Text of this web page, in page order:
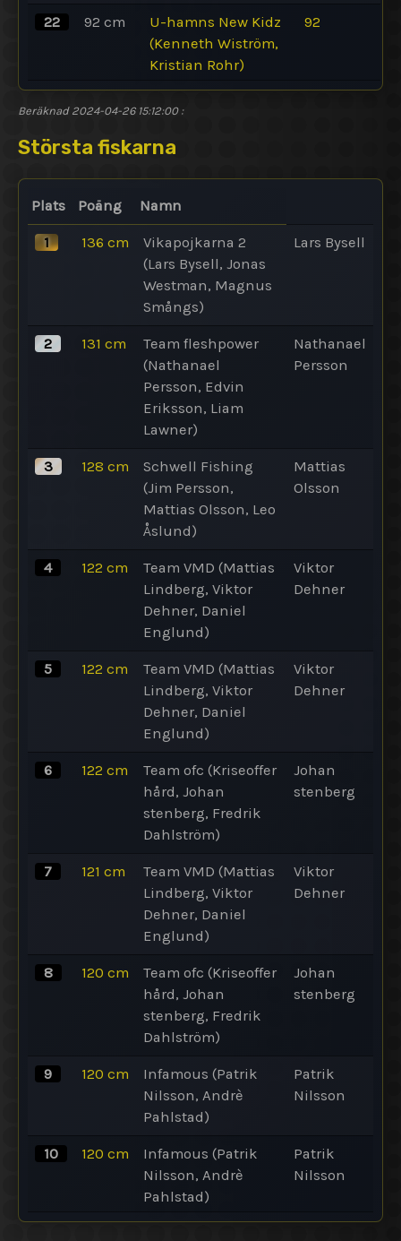
22 92 cm
U-hamns New Kidz
(Kenneth Wiström,
Kristian Rohr)
92
Beräknad2024-04-26 15:12:00 :
Största fiskarna
Plats Poäng Namn
1 136 cm
Vikapojkarna 2
(Lars Bysell, Jonas
Westman, Magnus
Smångs)
Lars Bysell
2 131 cm
Team fleshpower
(Nathanael
Persson, Edvin
Eriksson, Liam
Lawner)
Nathanael
Persson
3 128 cm
Schwell Fishing
(Jim Persson,
Mattias Olsson, Leo
Åslund)
Mattias
Olsson
4 122 cm
Team VMD (Mattias
Lindberg, Viktor
Dehner, Daniel
Englund)
Viktor
Dehner
5 122 cm
Team VMD (Mattias
Lindberg, Viktor
Dehner, Daniel
Englund)
Viktor
Dehner
6 122 cm
Team ofc (Kriseoffer
hård, Johan
stenberg, Fredrik
Dahlström)
Johan
stenberg
7 121 cm
Team VMD (Mattias
Lindberg, Viktor
Dehner, Daniel
Englund)
Viktor
Dehner
8 120 cm
Team ofc (Kriseoffer
hård, Johan
stenberg, Fredrik
Dahlström)
Johan
stenberg
9 120 cm
Infamous (Patrik
Nilsson, Andrè
Pahlstad)
Patrik
Nilsson
10 120 cm
Infamous (Patrik
Nilsson, Andrè
Pahlstad)
Patrik
Nilsson